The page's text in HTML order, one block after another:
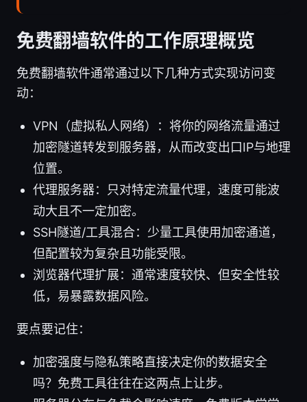
免费翻墙软件的工作原理概览
免费翻墙软件通常通过以下几种方式实现访问变
动：
VPN（虚拟私人网络）：将你的网络流量通过
加密隧道转发到服务器，从而改变出口IP与地理
位置。
代理服务器：只对特定流量代理，速度可能波
动大且不一定加密。
SSH隧道/工具混合：少量工具使用加密通道，
但配置较为复杂且功能受限。
浏览器代理扩展：通常速度较快、但安全性较
低，易暴露数据风险。
要点要记住：
加密强度与隐私策略直接决定你的数据安全
吗？免费工具往往在这两点上让步。